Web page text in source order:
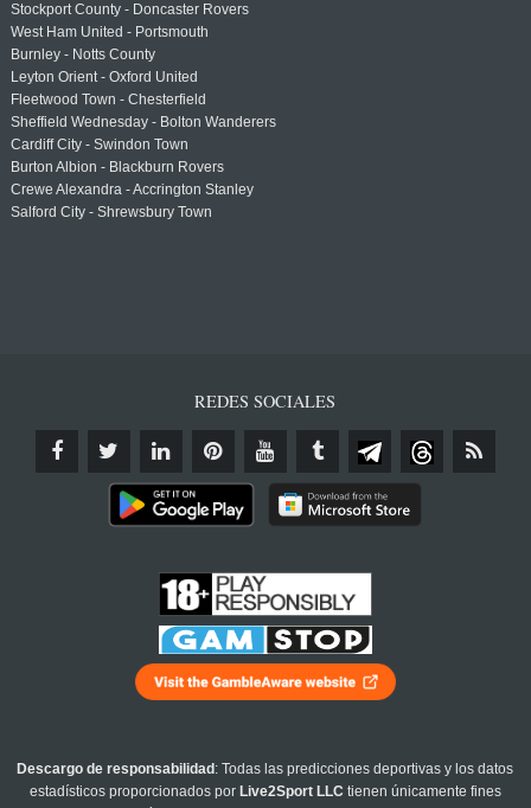
Stockport County - Doncaster Rovers
West Ham United - Portsmouth
Burnley - Notts County
Leyton Orient - Oxford United
Fleetwood Town - Chesterfield
Sheffield Wednesday - Bolton Wanderers
Cardiff City - Swindon Town
Burton Albion - Blackburn Rovers
Crewe Alexandra - Accrington Stanley
Salford City - Shrewsbury Town
REDES SOCIALES
Descargo de responsabilidad : Todas las predicciones deportivas y los datos
estadísticos proporcionados por Live2Sport LLC tienen únicamente fines